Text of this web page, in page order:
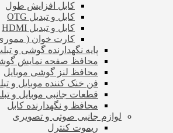
کابل افزایش طول
کابل و تبدیل OTG
کابل و تبدیل HDMI
کارت خوان (
پایه نگهدارنده گوشی و
محافظ صفحه نمایش
محافظ لنز گوشی موبایل
فن خنک کننده موبایل و
قطعات جانبی موبایل و
محافظ و نگهدارنده کابل
لوازم جانبی صوتی و تصویری
ریموت کنترل